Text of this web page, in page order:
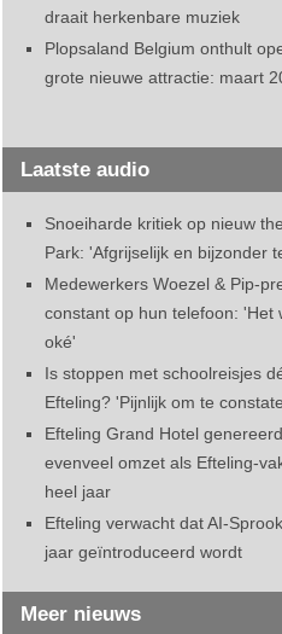
draait herkenbare muziek
Plopsaland Belgium onthult
grote nieuwe attractie: maart
Laatste audio
Snoeiharde kritiek op nieuw
Park: 'Afgrijselijk en bijzonder
Medewerkers Woezel & Pip-
constant op hun telefoon: 'Het
oké'
Is stoppen met schoolreisjes
Efteling? 'Pijnlijk om te
Efteling Grand Hotel
evenveel omzet als Efteling-
heel jaar
Efteling verwacht dat AI-
jaar geïntroduceerd wordt
Meer nieuws